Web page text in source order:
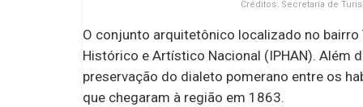
Créditos: Secretaria de
O conjunto arquitetônico localizado no
Histórico e Artístico Nacional (IPHAN). Além
preservação do dialeto pomerano entre os
que chegaram à região em 1863.